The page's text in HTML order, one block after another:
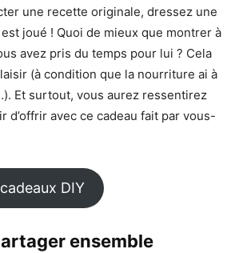
une recette originale, dressez une
joué ! Quoi de mieux que montrer à
avez pris du temps pour lui ? Cela
(à condition que la nourriture ai à
Et surtout, vous aurez ressentirez
d’offrir avec ce cadeau fait par vous-
DIY
ensemble